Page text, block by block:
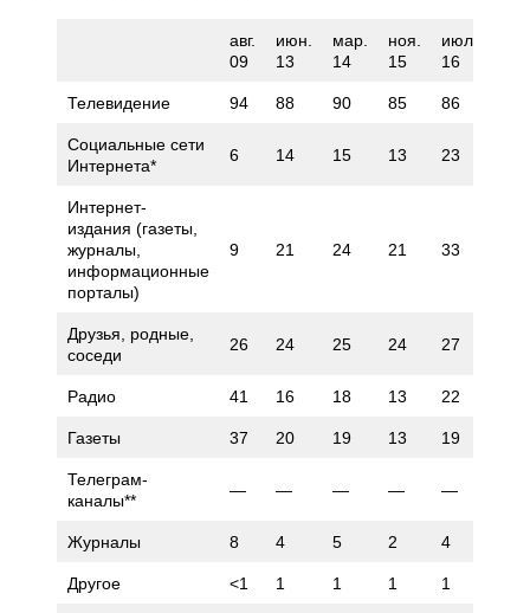
авг.
09
июн.
13
мар.
14
ноя.
15
июл.
16
Телевидение 94 88 90 85 86
Социальные сети
Интернета*
6 14 15 13 23
Интернет-
издания (газеты,
журналы,
информационные
порталы)
9 21 24 21 33
Друзья, родные,
соседи
26 24 25 24 27
Радио 41 16 18 13 22
Газеты 37 20 19 13 19
Телеграм-
каналы**
— — — — —
Журналы 8 4 5 2 4
Другое <1 1 1 1 1